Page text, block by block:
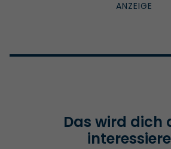
Das wird dich